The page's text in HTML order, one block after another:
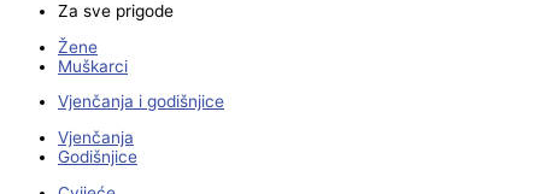
Za sve prigode
Žene
Muškarci
Vjenčanja i godišnjice
Vjenčanja
Godišnjice